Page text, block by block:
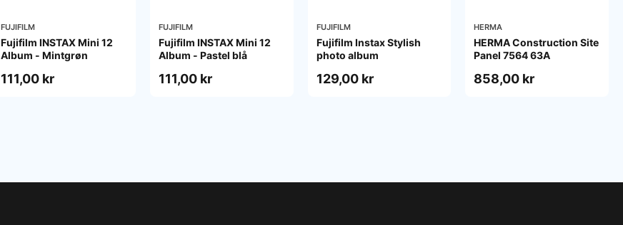
FUJIFILM
Fujifilm INSTAX Mini 12
Album - Mintgrøn
111,00 kr
FUJIFILM
Fujifilm INSTAX Mini 12
Album - Pastel blå
111,00 kr
FUJIFILM
Fujifilm Instax Stylish
photo album
129,00 kr
HERMA
HERMA Construction Site
Panel 7564 63A
858,00 kr